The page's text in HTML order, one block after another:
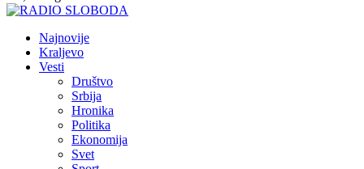
Najnovije
Kraljevo
Vesti
Društvo
Srbija
Hronika
Politika
Ekonomija
Svet